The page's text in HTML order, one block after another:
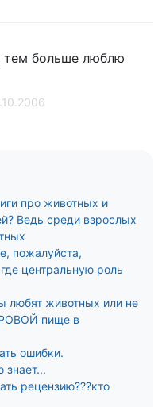
тем больше люблю
про животных и
Ведь среди взрослых
пожалуйста,
центральную роль
любят животных или не
пище в
ошибки.
знает...
рецензию???кто